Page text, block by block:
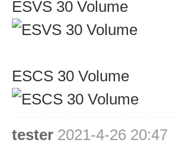
ESVS 30 Volume
ESCS 30 Volume
tester 2021-4-26 20:47